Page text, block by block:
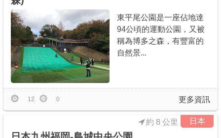
東平尾公園是一座佔地達
94公頃的運動公園，又被
稱為博多之森，有豐富的
自然景...
更多資訊
12 0
日本
約 8 公里